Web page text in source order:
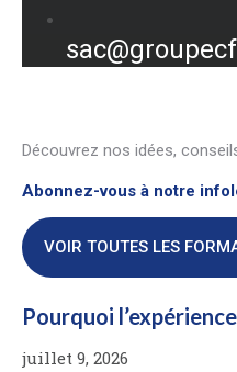
Découvrez nos idées,
Abonnez-vous à notre
VOIR TOUTES LES
Pourquoi
juillet 9, 2026